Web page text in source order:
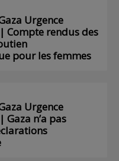
Urgence
| Compte rendus des
pour les femmes
Urgence
Gaza n’a pas